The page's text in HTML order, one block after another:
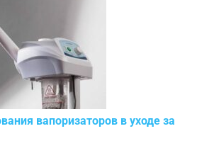
вапоризаторов в уходе за